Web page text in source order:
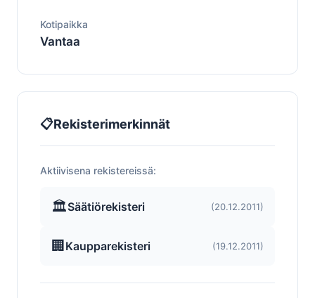
Kotipaikka
Vantaa
📋Rekisterimerkinnät
Aktiivisena rekistereissä:
🏛️Säätiörekisteri (20.12.2011)
🏢 Kaupparekisteri (19.12.2011)